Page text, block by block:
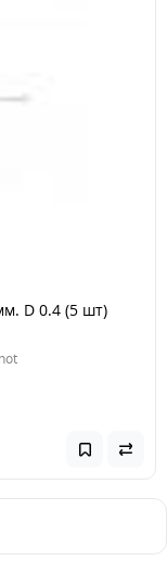
D 0.4 (5 шт)